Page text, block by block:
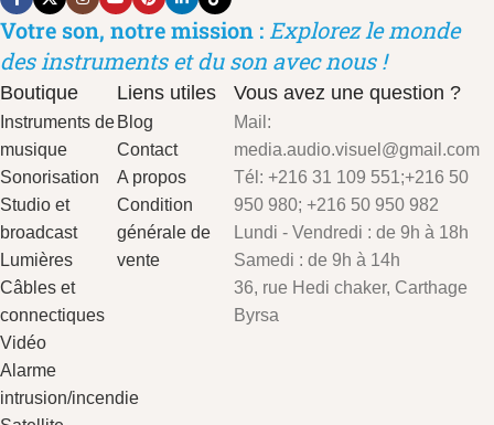
Votre son, notre mission : Explorez le monde
des instruments et du son avec nous !
Boutique
Instruments de
musique
Sonorisation
Studio et
broadcast
Lumières
Câbles et
connectiques
Vidéo
Alarme
intrusion/incendie
Liens utiles
Blog
Contact
A propos
Condition
générale de
vente
Vous avez une question ?
Mail:
media.audio.visuel@gmail.com
Tél: +216 31 109 551;+216 50
950 980; +216 50 950 982
Lundi - Vendredi : de 9h à 18h
Samedi : de 9h à 14h
36, rue Hedi chaker, Carthage
Byrsa